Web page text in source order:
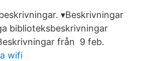
▾Beskrivningar
biblioteksbeskrivningar
från 9 feb.
wifi